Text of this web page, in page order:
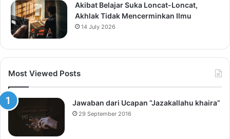
Akibat Belajar Suka Loncat-Loncat,
Akhlak Tidak Mencerminkan Ilmu
14 July 2026
Most Viewed Posts
Jawaban dari Ucapan “Jazakallahu khaira”
29 September 2016